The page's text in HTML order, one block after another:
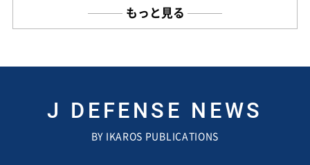
もっと見る
J DEFENSE NEWS
BY IKAROS PUBLICATIONS